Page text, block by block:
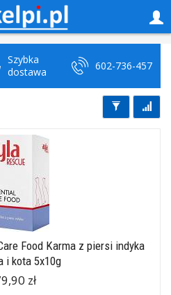
Szybka
dostawa
602-736-457
Food Karma z piersi indyka
i kota 5x10g
zł